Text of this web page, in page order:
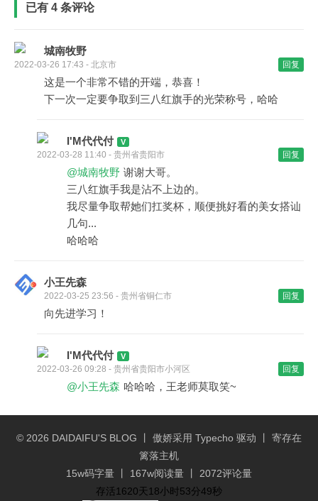
已有 4 条评论
城南牧野
2022-03-26 17:43 - 北京市 回复
这是一个非常不错的开端，恭喜！
下一次一定要争取到三八红旗手的光荣称号，哈哈
I'M代代付
2022-03-28 11:40 - 贵州省贵阳市 回复
@城南牧野 谢谢大哥。
三八红旗手我是沾不上边的。
我尽量争取帮她们扛奖杯，顺便挑好看的美女搭讪
几句...
哈哈哈
小王先森
2022-03-25 23:56 - 贵州省铜仁市 回复
向先进学习！
I'M代代付
2022-03-26 09:28 - 贵州省贵阳市小河区 回复
@小王先森 哈哈哈，王老师莫取笑~
© 2026 DAIDAIFU'S BLOG 丨 傲娇采用 Typecho 驱动 丨 寄存在
篱落主机
15w码字量 丨 167w阅读量 丨 2072评论量
存活1620天18小时53分49秒